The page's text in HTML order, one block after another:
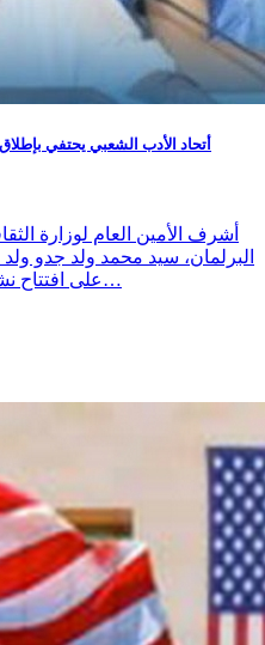
أتحاد الأدب الشعبي يحتفي
أشرف الأمين العام لوزارة
البرلمان، سيد محمد ولد جدو
على افتتاح نشاط ثقافي نظمه الاتحاد الموريتاني…